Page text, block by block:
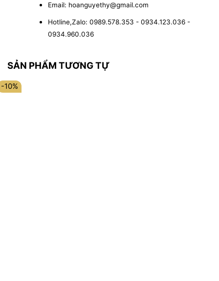
Email: hoanguyethy@gmail.com
Hotline,Zalo: 0989.578.353 - 0934.123.036 -
0934.960.036
SẢN PHẨM TƯƠNG TỰ
-10%